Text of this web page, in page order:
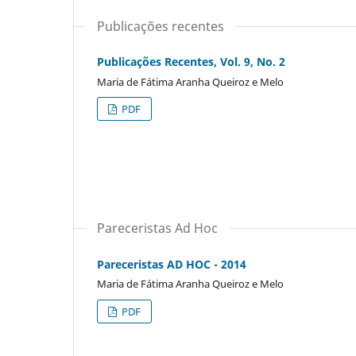
Publicações recentes
Publicações Recentes, Vol. 9, No. 2
Maria de Fátima Aranha Queiroz e Melo
PDF
Pareceristas Ad Hoc
Pareceristas AD HOC - 2014
Maria de Fátima Aranha Queiroz e Melo
PDF